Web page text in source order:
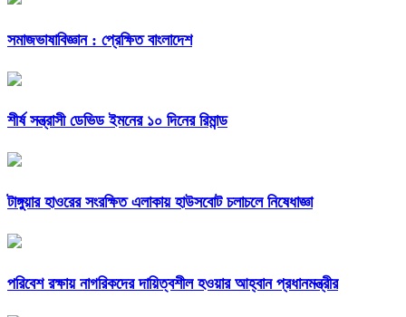
সমাজভাষাবিজ্ঞান : প্রেক্ষিত বাংলাদেশ
শীর্ষ সন্ত্রাসী ডেভিড ইমনের ১০ দিনের রিমান্ড
টাঙ্গুয়ার হাওরের সংরক্ষিত এলাকায় হাউসবোট চলাচলে নিষেধাজ্ঞা
পরিবেশ রক্ষায় নাগরিকদের দায়িত্বশীল হওয়ার আহ্বান প্রধানমন্ত্রীর